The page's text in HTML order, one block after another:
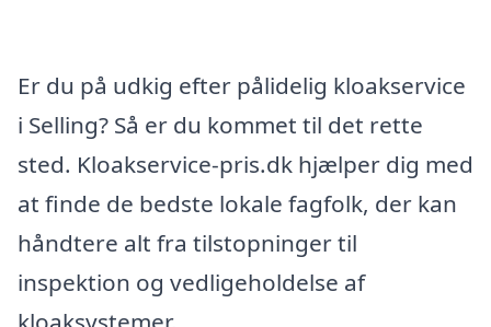
Er du på udkig efter pålidelig kloakservice
i Selling? Så er du kommet til det rette
sted. Kloakservice-pris.dk hjælper dig med
at finde de bedste lokale fagfolk, der kan
håndtere alt fra tilstopninger til
inspektion og vedligeholdelse af